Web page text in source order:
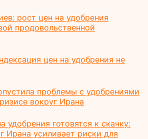
рост цен на удобрения
продовольственной
цен на удобрения не
проблемы с удобрениями
вокруг Ирана
удобрения готовятся к скачку:
Ирана усиливает риски для